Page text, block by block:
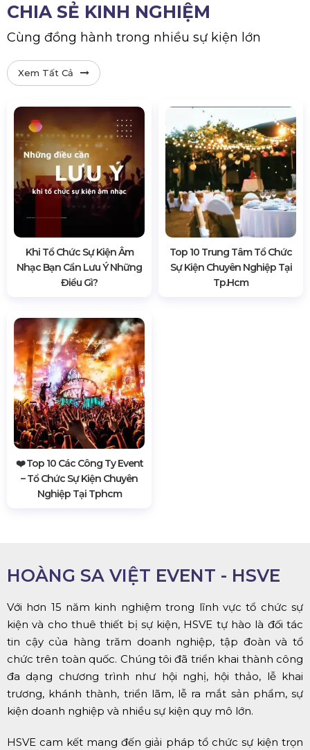
CHIA SẺ KINH NGHIỆM
Cùng đồng hành trong nhiều sự kiện lớn
Xem Tất Cả
Khi Tổ Chức Sự Kiện Âm
Nhạc Bạn Cần Lưu Ý Những
Điều Gì?
Top 10 Trung Tâm Tổ Chức
Sự Kiện Chuyên Nghiệp Tại
Tp.hcm
❤️️ Top 10 Các Công Ty Event
– Tổ Chức Sự Kiện Chuyên
Nghiệp Tại Tphcm
HOÀNG SA VIỆT EVENT - HSVE
Với hơn 15 năm kinh nghiệm trong lĩnh vực tổ chức sự
kiện và cho thuê thiết bị sự kiện, HSVE tự hào là đối tác
tin cậy của hàng trăm doanh nghiệp, tập đoàn và tổ
chức trên toàn quốc. Chúng tôi đã triển khai thành công
đa dạng chương trình như hội nghị, hội thảo, lễ khai
trương, khánh thành, triển lãm, lễ ra mắt sản phẩm, sự
kiện doanh nghiệp và nhiều sự kiện quy mô lớn.
HSVE cam kết mang đến giải pháp tổ chức sự kiện trọn